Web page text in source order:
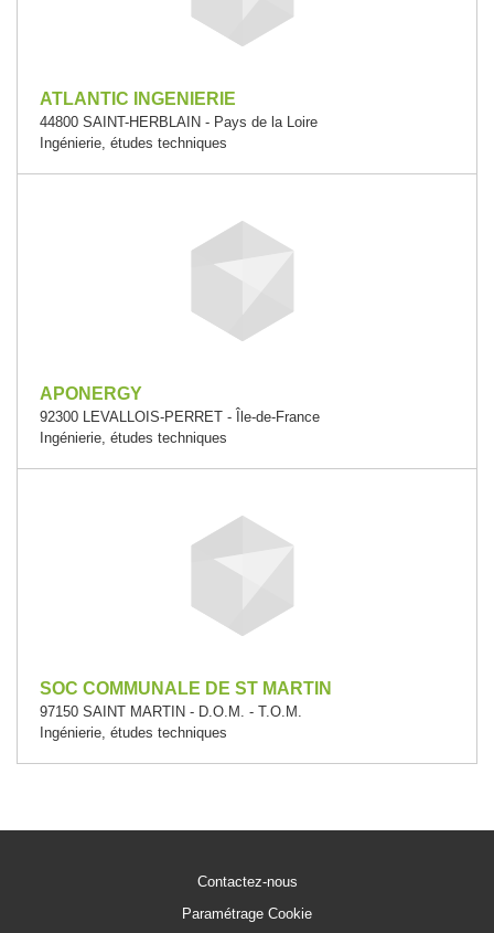
ATLANTIC INGENIERIE
44800 SAINT-HERBLAIN - Pays de la Loire
Ingénierie, études techniques
APONERGY
92300 LEVALLOIS-PERRET - Île-de-France
Ingénierie, études techniques
SOC COMMUNALE DE ST MARTIN
97150 SAINT MARTIN - D.O.M. - T.O.M.
Ingénierie, études techniques
Contactez-nous
Paramétrage Cookie